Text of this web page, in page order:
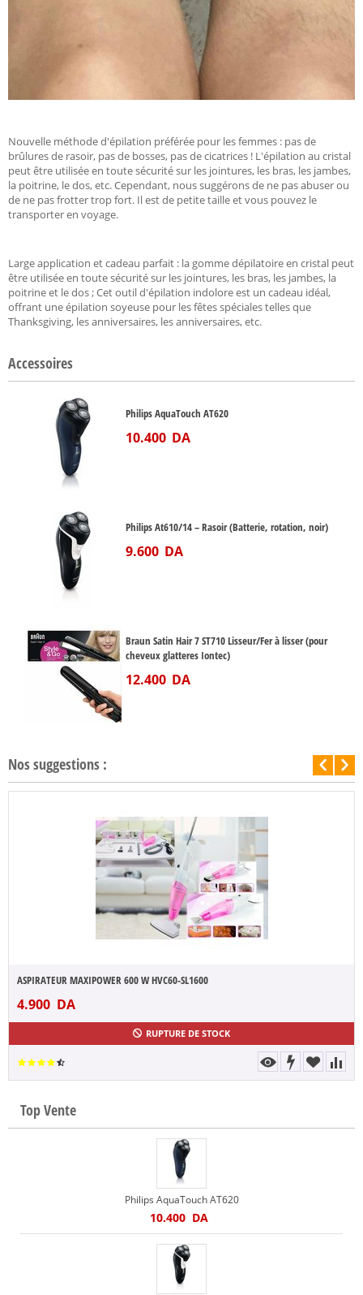
Nouvelle méthode d'épilation préférée pour les femmes : pas de
brûlures de rasoir, pas de bosses, pas de cicatrices ! L'épilation au cristal
peut être utilisée en toute sécurité sur les jointures, les bras, les jambes,
la poitrine, le dos, etc. Cependant, nous suggérons de ne pas abuser ou
de ne pas frotter trop fort. Il est de petite taille et vous pouvez le
transporter en voyage.
Large application et cadeau parfait : la gomme dépilatoire en cristal peut
être utilisée en toute sécurité sur les jointures, les bras, les jambes, la
poitrine et le dos ; Cet outil d'épilation indolore est un cadeau idéal,
offrant une épilation soyeuse pour les fêtes spéciales telles que
Thanksgiving, les anniversaires, les anniversaires, etc.
Accessoires
Philips AquaTouch AT620
10.400 DA
Philips At610/14 – Rasoir (Batterie, rotation, noir)
9.600 DA
Braun Satin Hair 7 ST710 Lisseur/Fer à lisser (pour
cheveux glatteres Iontec)
12.400 DA
Nos suggestions :
ASPIRATEUR MAXIPOWER 600 W HVC60-SL1600
4.900 DA
RUPTURE DE STOCK
Top Vente
Philips AquaTouch AT620
10.400 DA